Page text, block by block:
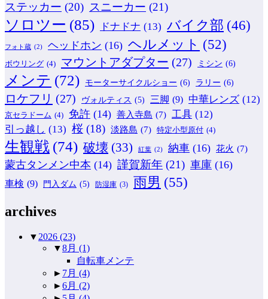
ステッカー (20) スニーカー (21)
ソロツー (85) ドナドナ (13) バイク部 (46)
フォト蔵 (2) ヘッドホン (16) ヘルメット (52)
ボウリング (4) マウントアダプター (27) ミシン (6)
メンテ (72) モーターサイクルショー (6) ラリー (6)
ロケフリ (27) ヴォルティス (5) 三脚 (9) 中華レンズ (12)
京セラドーム (4) 免許 (14) 善入寺島 (7) 工具 (12)
引っ越し (13) 桜 (18) 淡路島 (7) 特定小型原付 (4)
生観戦 (74) 破壊 (33) 紅葉 (2) 納車 (16) 花火 (7)
蒙古タンメン中本 (14) 謹賀新年 (21) 車庫 (16)
車検 (9) 門入ダム (5) 防湿庫 (3) 雨男 (55)
archives
▼ 2026 (23)
▼8月 (1)
自転車メンテ
► 7月 (4)
►6月 (2)